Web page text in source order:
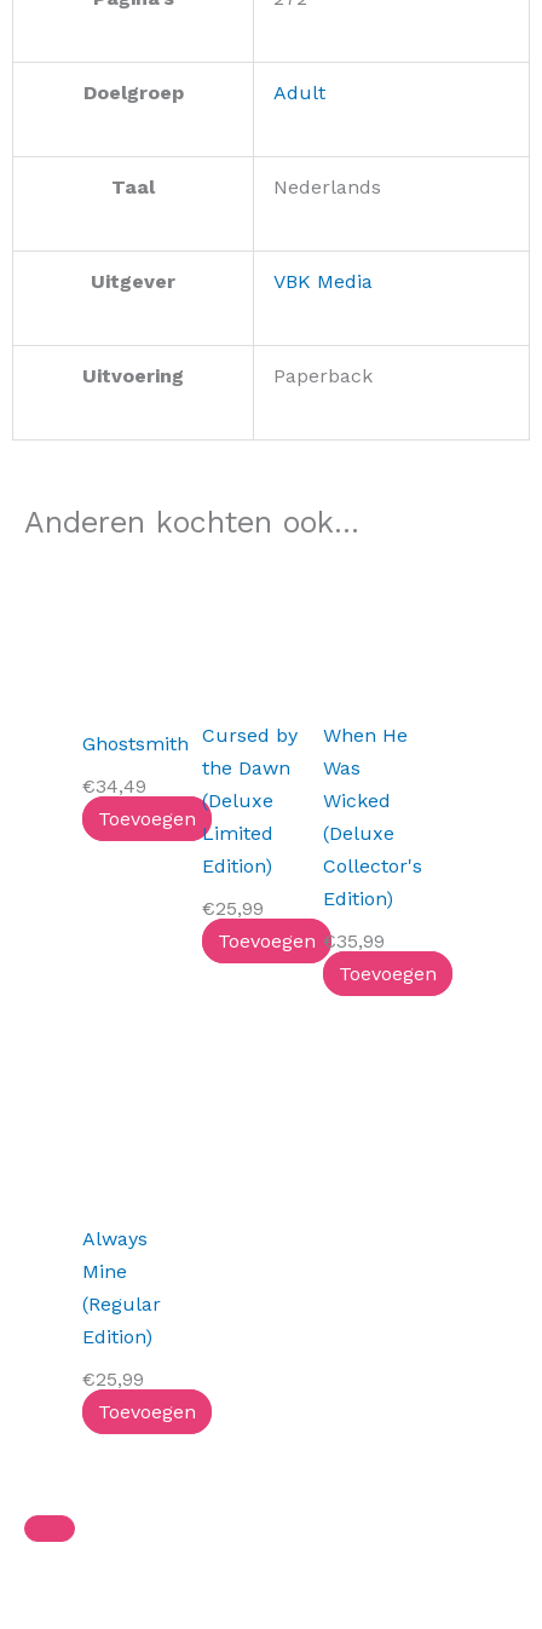
Doelgroep Adult
Taal Nederlands
Uitgever VBK Media
Uitvoering Paperback
Anderen kochten ook...
Ghostsmith
€34,49
Toevoegen
Cursed by
the Dawn
(Deluxe
Limited
Edition)
€25,99
Toevoegen
When He
Was
Wicked
(Deluxe
Collector's
Edition)
€35,99
Toevoegen
Always
Mine
(Regular
Edition)
€25,99
Toevoegen